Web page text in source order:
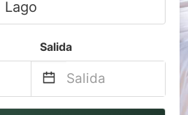
Salida
Navigate